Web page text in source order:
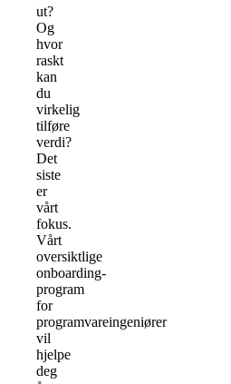
ut?
Og
hvor
raskt
kan
du
virkelig
tilføre
verdi?
Det
siste
er
vårt
fokus.
Vårt
oversiktlige
onboarding-
program
for
programvareingeniører
vil
hjelpe
deg